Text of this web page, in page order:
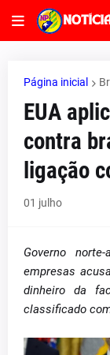
Página inicial
EUA
contra
ligação
01 julho
Governo
empresas
dinheiro da
classificado